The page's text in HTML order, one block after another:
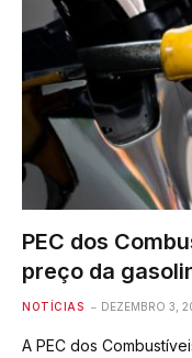
PEC dos
preço da
NOTÍCIAS DEZEMBRO 3,
A PEC dos